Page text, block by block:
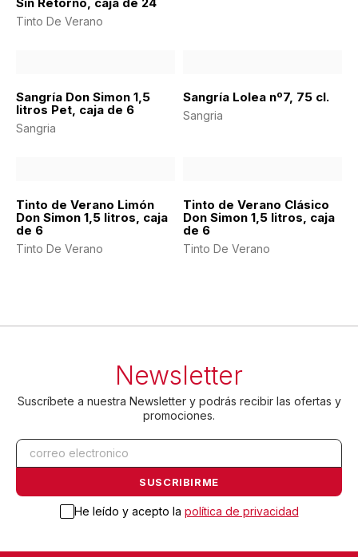
Tinto De Verano
Sangría Don Simon 1,5
litros Pet, caja de 6
Sangria
Sangría Lolea nº7, 75 cl.
Sangria
Tinto de Verano Limón
Don Simon 1,5 litros, caja
de 6
Tinto De Verano
Tinto de Verano Clásico
Don Simon 1,5 litros, caja
de 6
Tinto De Verano
Newsletter
Suscríbete a nuestra Newsletter y podrás recibir las ofertas y
promociones.
He leído y acepto la política de privacidad